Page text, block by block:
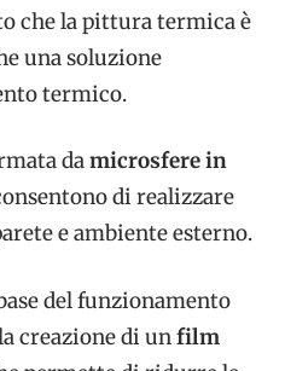
che la pittura termica è
una soluzione
termico.
damicrosferein
di realizzare
e ambiente esterno.
del funzionamento
creazione di unfilm